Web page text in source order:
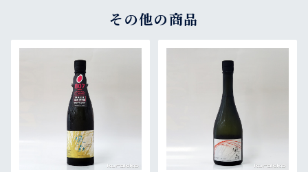
その他の商品